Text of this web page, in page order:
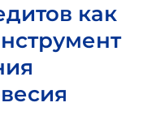
как